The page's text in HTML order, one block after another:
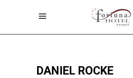
DANIEL ROCKE